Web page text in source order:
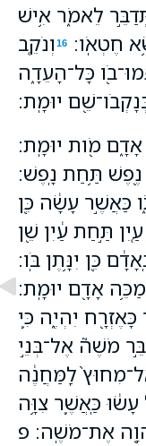
לֵאמֹ֑ר אִ֥ישׁ
חֶטְאֹֽו׃
16 וְנֹקֵ֤ב
כָּל־הָעֵדָ֑ה
יוּמָֽת׃
מֹ֖ות יוּמָֽת׃
תַּ֥חַת נָֽפֶשׁ׃
כַּאֲשֶׁ֣ר עָשָׂ֔ה כֵּ֖ן
תַּ֣חַת עַ֔יִן שֵׁ֖ן
כֵּ֖ן יִנָּ֥תֶן בֹּֽו׃
אָדָ֖ם יוּמָֽת׃
יִהְיֶ֑ה כִּ֛י
מֹשֶׁה֮ אֶל־בְּנֵ֣י
לַֽמַּחֲנֶ֔ה
עָשׂ֔וּ כַּֽאֲשֶׁ֛ר צִוָּ֥ה
אֶת־מֹשֶֽׁה׃ פ